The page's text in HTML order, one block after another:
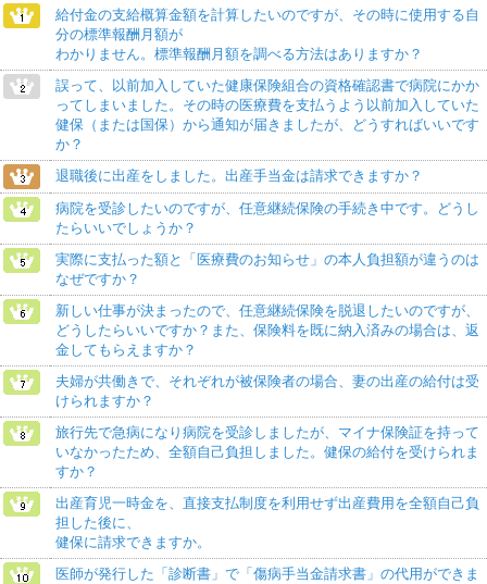
給付金の支給概算金額を計算したいのですが、その時に使用する自
分の標準報酬月額が
わかりません。標準報酬月額を調べる方法はありますか？
誤って、以前加入していた健康保険組合の資格確認書で病院にかか
ってしまいました。その時の医療費を支払うよう以前加入していた
健保（または国保）から通知が届きましたが、どうすればいいです
か？
退職後に出産をしました。出産手当金は請求できますか？
病院を受診したいのですが、任意継続保険の手続き中です。どうし
たらいいでしょうか？
実際に支払った額と「医療費のお知らせ」の本人負担額が違うのは
なぜですか？
新しい仕事が決まったので、任意継続保険を脱退したいのですが、
どうしたらいいですか？また、保険料を既に納入済みの場合は、返
金してもらえますか？
夫婦が共働きで、それぞれが被保険者の場合、妻の出産の給付は受
けられますか？
旅行先で急病になり病院を受診しましたが、マイナ保険証を持って
いなかったため、全額自己負担しました。健保の給付を受けられま
すか？
出産育児一時金を、直接支払制度を利用せず出産費用を全額自己負
担した後に、
健保に請求できますか。
医師が発行した「診断書」で「傷病手当金請求書」の代用ができま